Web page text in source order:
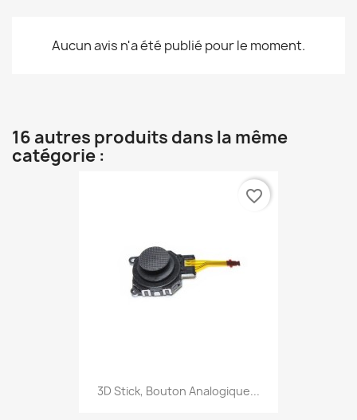
Aucun avis n'a été publié pour le moment.
16 autres produits dans la même
catégorie :
3D Stick, Bouton Analogique...
favorite_border